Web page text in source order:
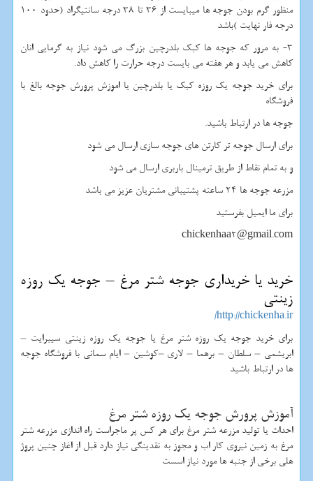
منظور گرم بودن جوجه ها میبایست از 36 تا 38 درجه سانتیگراد (حدود 100
درجه فار نهایت )باشد
3- به مرور که جوجه ها کبک بلدرچین بزرگ می شود نیاز به گرمایی انان
کاهش می یابد و هر هفته می بایست درجه حرارت را کاهش داد.
برای خرید جوجه یک روزه کبک یا بلدرچین یا اموزش پرورش جوجه بالغ با
فروشگاه
جوجه ها در ارتباط باشید.
برای ارسال جوجه تر کارتن های جوجه سازی ارسال می شود
و به تمام نقاط از طریق ترمینال باربری ارسال می شود
مزرعه جوجه ها 24 ساعته پشتیبانی مشتریان عزیز می باشد
برای ما ایمیل بفرستید
chickenhaa2@gmail.com
خرید یا خریداری جوجه شتر مرغ – جوجه یک روزه
زینتی
http://chickenha.ir/
برای خرید جوجه یک روزه شتر مرغ یا جوجه یک روزه زینتی سیبرایت –
ابریشمی – سلطان – برهما – لاری –کوشین – ایام سمانی با فروشگاه جوجه
ها در ارتباط باشید
آموزش پرورش جوجه یک روزه شتر مرغ
احداث یا تولید مزرعه شتر مرغ برای هر کس پر ماجراست راه اندازی مزرعه شتر
مرغ به زمین نیروی کار اب و مجوز به نقدینگی نیاز دارد قبل از اغاز چنین پروژ
هلی برخی از جنبه ها مورد نیاز اسست